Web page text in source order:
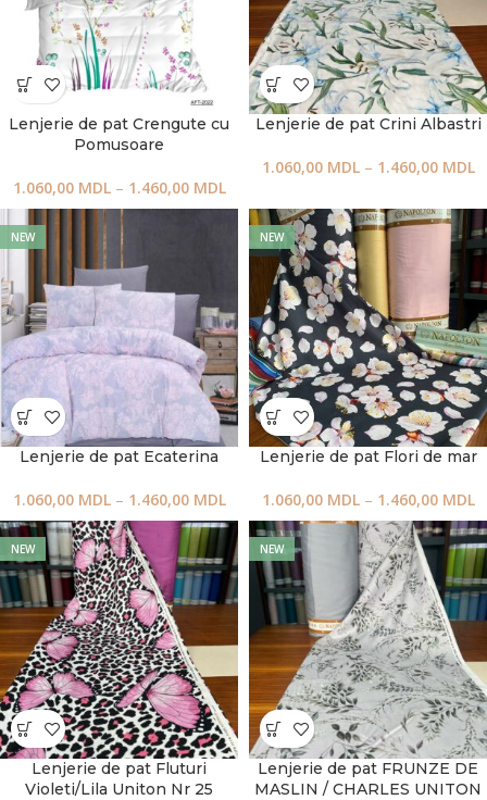
Lenjerie de pat Crengute cu
Pomusoare
1.060,00 MDL – 1.460,00 MDL
Lenjerie de pat Crini Albastri
1.060,00 MDL – 1.460,00 MDL
NEW
Lenjerie de pat Ecaterina
1.060,00 MDL – 1.460,00 MDL
NEW
Lenjerie de pat Flori de mar
1.060,00 MDL – 1.460,00 MDL
NEW
Lenjerie de pat Fluturi
Violeti/Lila Uniton Nr 25
NEW
Lenjerie de pat FRUNZE DE
MASLIN / CHARLES UNITON